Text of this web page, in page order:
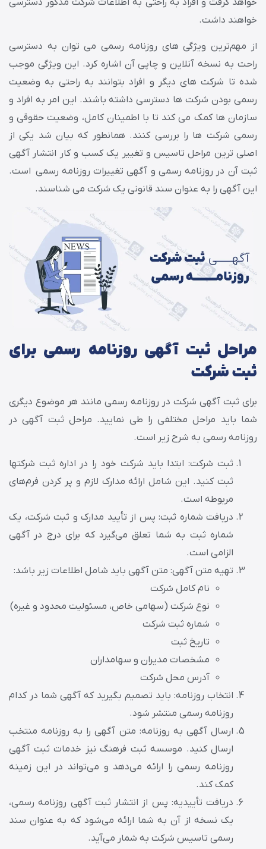
خواهند داشت.
از مهم‌ترین ویژگی های روزنامه رسمی می توان به دسترسی
راحت به نسخه آنلاین و چاپی آن اشاره کرد. این ویژگی موجب
شده تا شرکت های دیگر و افراد بتوانند به راحتی به وضعیت
رسمی بودن شرکت ها دسترسی داشته باشند. این امر به افراد و
سازمان ها کمک می کند تا با اطمینان کامل، وضعیت حقوقی و
رسمی شرکت ها را بررسی کنند. همانطور که بیان شد یکی از
اصلی ترین مراحل تاسیس و تغییر یک کسب و کار انتشار آگهی
ثبت آن در روزنامه رسمی و آگهی تغییرات روزنامه رسمی است.
این آگهی را به عنوان سند قانونی یک شرکت می شناسند.
مراحل ثبت آگهی روزنامه رسمی برای
ثبت شرکت
برای ثبت آگهی شرکت در روزنامه رسمی مانند هر موضوع دیگری
شما باید مراحل مختلفی را طی نمایید. مراحل ثبت آگهی در
روزنامه رسمی به شرح زیر است.
ثبت شرکت: ابتدا باید شرکت خود را در اداره ثبت شرکتها
ثبت کنید. این شامل ارائه مدارک لازم و پر کردن فرم‌های
مربوطه است.
دریافت شماره ثبت: پس از تأیید مدارک و ثبت شرکت، یک
شماره ثبت به شما تعلق می‌گیرد که برای درج در آگهی
الزامی است.
تهیه متن آگهی: متن آگهی باید شامل اطلاعات زیر باشد:
نام کامل شرکت
نوع شرکت (سهامی خاص، مسئولیت محدود و غیره)
شماره ثبت شرکت
تاریخ ثبت
مشخصات مدیران و سهامداران
آدرس محل شرکت
انتخاب روزنامه: باید تصمیم بگیرید که آگهی شما در کدام
روزنامه رسمی منتشر شود.
ارسال آگهی به روزنامه: متن آگهی را به روزنامه منتخب
ارسال کنید. موسسه ثبت فرهنگ نیز خدمات ثبت آگهی
روزنامه رسمی را ارائه می‌دهد و می‌تواند در این زمینه
کمک کند.
دریافت تأییدیه: پس از انتشار ثبت آگهی روزنامه رسمی،
یک نسخه از آن به شما ارائه می‌شود که به عنوان سند
رسمی تاسیس شرکت به شمار می‌آید.